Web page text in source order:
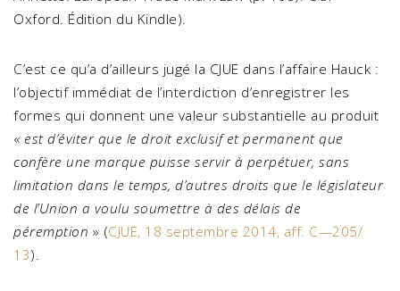
Oxford. Édition du Kindle).
C’est ce qu’a d’ailleurs jugé la CJUE dans l’affaire Hauck :
l’objectif immédiat de l’interdiction d’enregistrer les
formes qui donnent une valeur substantielle au produit
« est d’éviter que le droit exclusif et permanent que
confère une marque puisse servir à perpétuer, sans
limitation dans le temps, d’autres droits que le législateur
de l’Union a voulu soumettre à des délais de
péremption » (CJUE, 18 septembre 2014, aff. C—205/
13).